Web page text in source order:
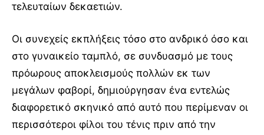
τελευταίων δεκαετιών.
Οι συνεχείς εκπλήξεις τόσο στο ανδρικό όσο και
στο γυναικείο ταμπλό, σε συνδυασμό με τους
πρόωρους αποκλεισμούς πολλών εκ των
μεγάλων φαβορί, δημιούργησαν ένα εντελώς
διαφορετικό σκηνικό από αυτό που περίμεναν οι
περισσότεροι φίλοι του τένις πριν από την